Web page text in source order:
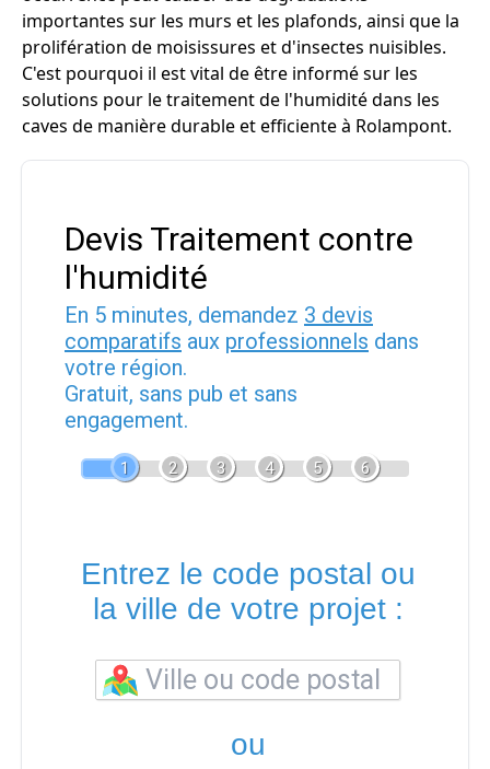
importantes sur les murs et les plafonds, ainsi que la
prolifération de moisissures et d'insectes nuisibles.
C'est pourquoi il est vital de être informé sur les
solutions pour le traitement de l'humidité dans les
caves de manière durable et efficiente à Rolampont.
Devis Traitement contre
l'humidité
En 5 minutes, demandez 3 devis
comparatifs aux professionnels dans
votre région.
Gratuit, sans pub et sans
engagement.
1 2 3 4 5 6
Entrez le code postal ou
la ville de votre projet :
ou